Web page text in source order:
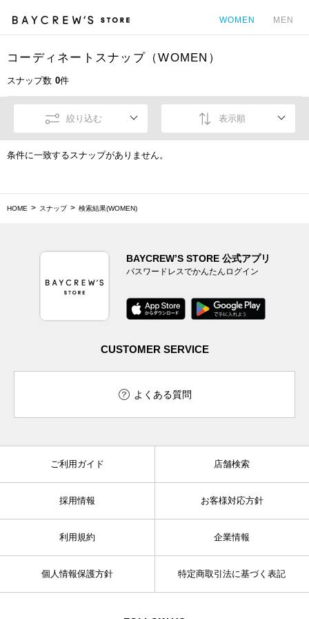
WOMEN MEN
コーディネートスナップ（WOMEN）
スナップ数 0件
絞り込む 表示順
条件に一致するスナップがありません。
HOME スナップ 検索結果(WOMEN)
BAYCREW’S STORE 公式アプリ
パスワードレスでかんたんログイン
CUSTOMER SERVICE
よくある質問
ご利用ガイド 店舗検索
採用情報 お客様対応方針
利用規約 企業情報
個人情報保護方針 特定商取引法に基づく表記